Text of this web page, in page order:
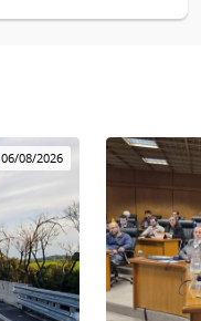
06/08/2026